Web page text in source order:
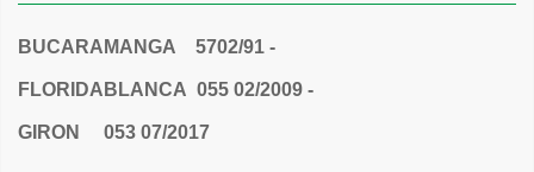
BUCARAMANGA 5702/91 -
FLORIDABLANCA 055 02/2009 -
GIRON 053 07/2017